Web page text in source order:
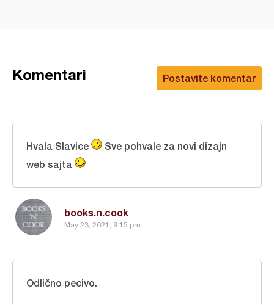
Postavite komentar
Komentari
books.n.cook
May 23, 2021, 9:15 pm
Hvala Slavice
Sve pohvale za novi dizajn
web sajta
Odlično pecivo.